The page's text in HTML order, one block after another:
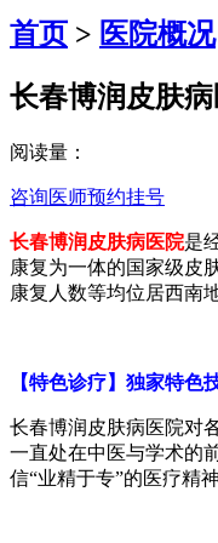
首页 > 医院概况
长春博润皮肤
阅读量：
咨询医师预约挂号
长春博润皮肤病医院是
康复为一体的国家级皮
康复人数等均位居西南
【特色诊疗】独家特色
长春博润皮肤病医院对
一直处在中医与学术的
信“业精于专”的医疗精